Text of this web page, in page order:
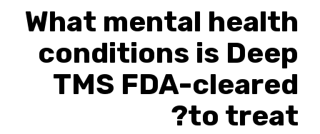
What mental health
conditions is Deep
TMS FDA-cleared
to treat?